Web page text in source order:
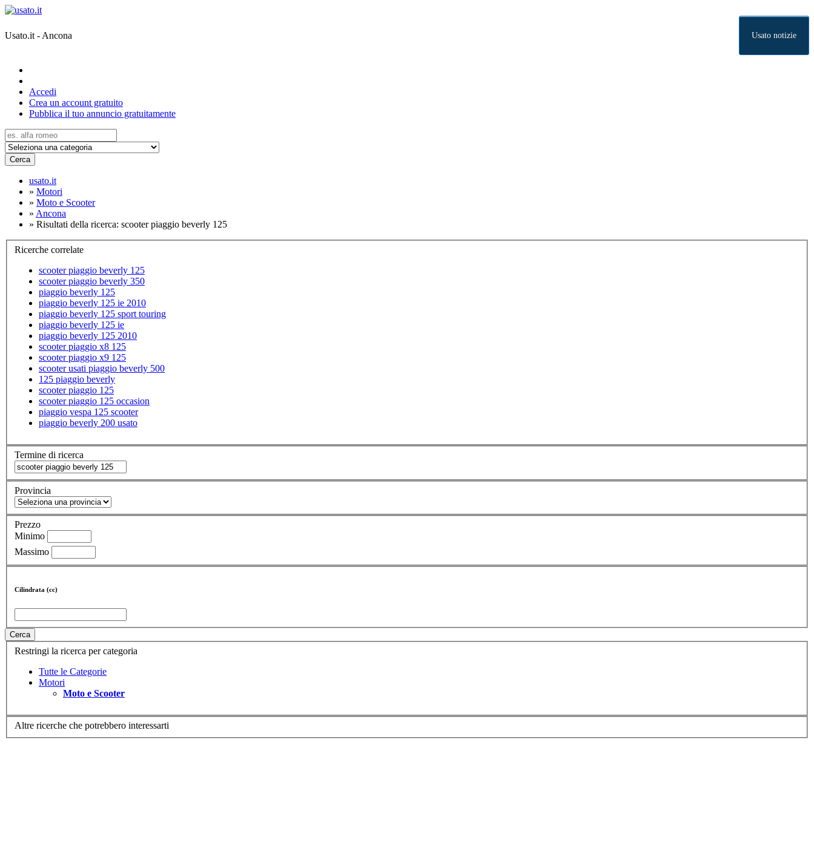
Usato.it - Ancona Usato notizie
Accedi
Crea un account gratuito
Pubblica il tuo annuncio gratuitamente
Cerca
usato.it
» Motori
» Moto e Scooter
» Ancona
» Risultati della ricerca: scooter piaggio beverly 125
Ricerche correlate
scooter piaggio beverly 125
scooter piaggio beverly 350
piaggio beverly 125
piaggio beverly 125 ie 2010
piaggio beverly 125 sport touring
piaggio beverly 125 ie
piaggio beverly 125 2010
scooter piaggio x8 125
scooter piaggio x9 125
scooter usati piaggio beverly 500
125 piaggio beverly
scooter piaggio 125
scooter piaggio 125 occasion
piaggio vespa 125 scooter
piaggio beverly 200 usato
Termine di ricerca
Provincia
Prezzo
Minimo
Massimo
Cilindrata (cc)
Cerca
Restringi la ricerca per categoria
Tutte le Categorie
Motori
Moto e Scooter
Altre ricerche che potrebbero interessarti